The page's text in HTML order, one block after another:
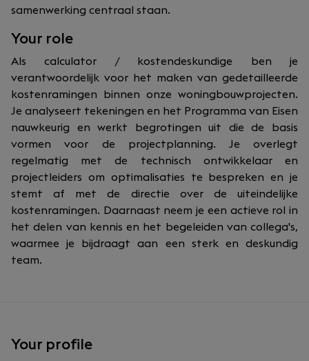
samenwerking centraal staan.
Your role
Als calculator / kostendeskundige ben je
verantwoordelijk voor het maken van gedetailleerde
kostenramingen binnen onze woningbouwprojecten.
Je analyseert tekeningen en het Programma van Eisen
nauwkeurig en werkt begrotingen uit die de basis
vormen voor de projectplanning. Je overlegt
regelmatig met de technisch ontwikkelaar en
projectleiders om optimalisaties te bespreken en je
stemt af met de directie over de uiteindelijke
kostenramingen. Daarnaast neem je een actieve rol in
het delen van kennis en het begeleiden van collega's,
waarmee je bijdraagt aan een sterk en deskundig
team.
Your profile